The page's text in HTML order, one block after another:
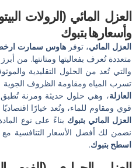
العزل المائي (الرولات
وأسعارها بتبوك
العزل المائي، توفرهاوس سمارت
متعددة تُعرف بفعاليتها ومتانتها. من
والتي تُعد من الحلول التقليدية
تسرب المياه ومقاومة الظروف الجوية
العازلة، وهي حلول حديثة ومرنة
قوي ومقاوم للماء، وتُعد خيارًا
العزل المائي بتبوك بناءً على نوع
نضمن لك أفضل الأسعار التنافسية مع
اسطح بتبوك.